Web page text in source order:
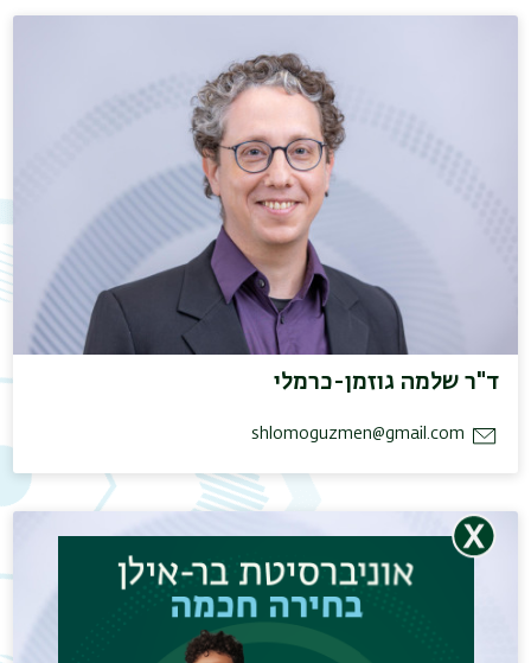
ד"ר שלמה גוזמן-כרמלי
shlomoguzmen@gmail.com